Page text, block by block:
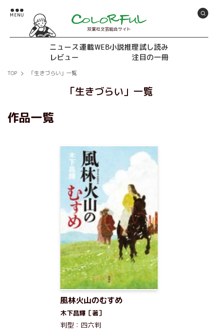
双葉社文芸総合サイト
ニュース連載WEB小説推理試し読み
レビュー
注目の一冊
TOP 「生きづらい」一覧
「生きづらい」一覧
作品一覧
風林火山のむすめ
木下昌輝［著］
判型：四六判